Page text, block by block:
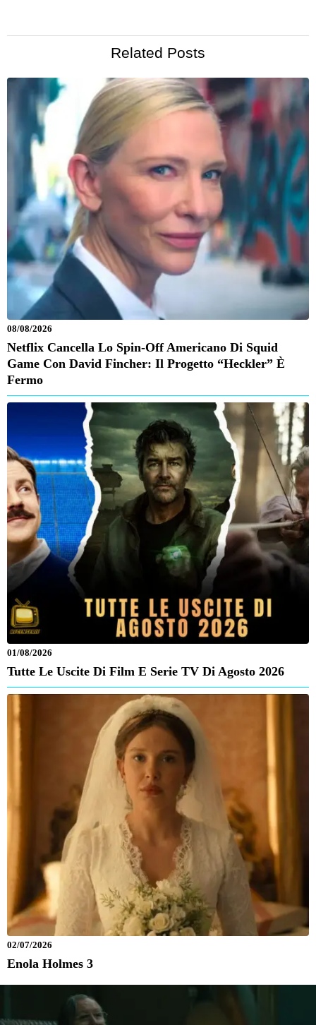
Related Posts
08/08/2026
Netflix Cancella Lo Spin-Off Americano Di Squid
Game Con David Fincher: Il Progetto “Heckler” È
Fermo
01/08/2026
Tutte Le Uscite Di Film E Serie TV Di Agosto 2026
02/07/2026
Enola Holmes 3